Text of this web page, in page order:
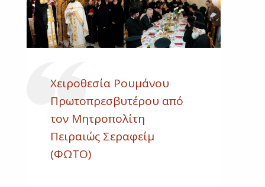
Χειροθεσία Ρουμάνου
Πρωτοπρεσβυτέρου από
τον Μητροπολίτη
Πειραιώς Σεραφείμ
(ΦΩΤΟ)